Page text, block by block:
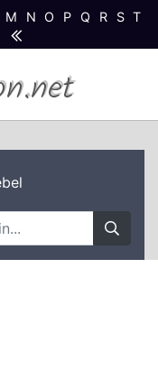
M N O P Q R S T